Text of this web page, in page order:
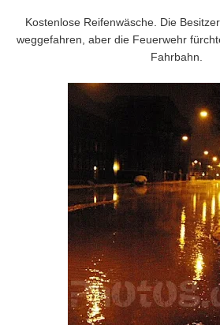
Kostenlose Reifenwäsche. Die
weggefahren, aber die Feuerwehr
Fahrbahn.